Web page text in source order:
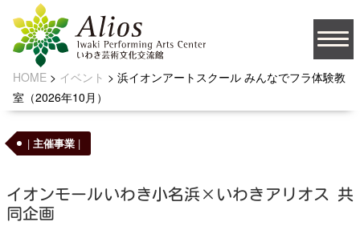
HOME > イベント > 浜イオンアートスクール みんなでフラ体験教
室（2026年10月）
| 主催事業 |
イオンモールいわき小名浜×いわきアリオス 共
同企画